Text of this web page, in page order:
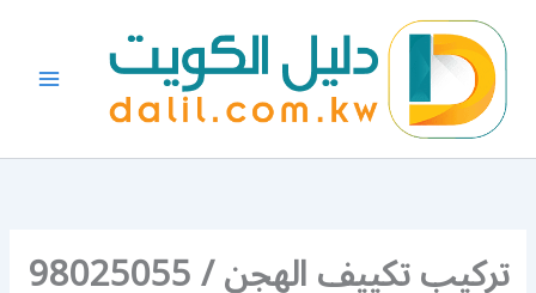
المحتوى
تركيب تكييف الهجن / 98025055